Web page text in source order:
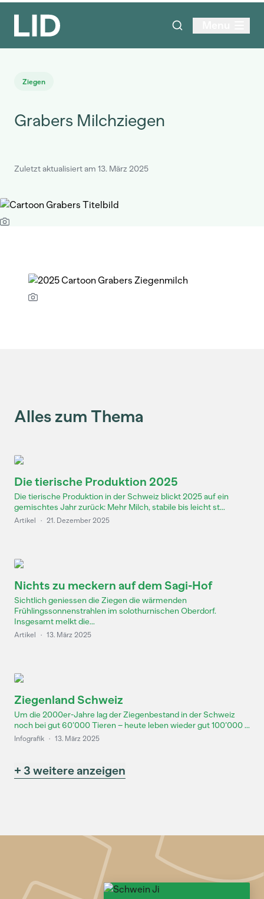
Ziegen
Grabers Milchziegen
Zuletzt aktualisiert am 13. März 2025
Alles zum Thema
Die tierische Produktion 2025
Die tierische Produktion in der Schweiz blickt 2025 auf ein
gemischtes Jahr zurück: Mehr Milch, stabile bis leicht st...
Artikel · 21. Dezember 2025
Nichts zu meckern auf dem Sagi-Hof
Sichtlich geniessen die Ziegen die wärmenden
Frühlingssonnenstrahlen im solothurnischen Oberdorf.
Insgesamt melkt die...
Artikel · 13. März 2025
Ziegenland Schweiz
Um die 2000er-Jahre lag der Ziegenbestand in der Schweiz
noch bei gut 60’000 Tieren – heute leben wieder gut 100’000 ...
Infografik · 13. März 2025
+ 3 weitere anzeigen